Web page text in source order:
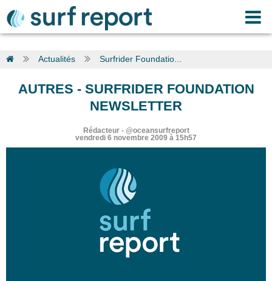
Actualités Surfrider Foundatio...
AUTRES - SURFRIDER FOUNDATION
NEWSLETTER
Rédacteur- @oceansurfreport
vendredi 6 novembre 2009 à 15h57